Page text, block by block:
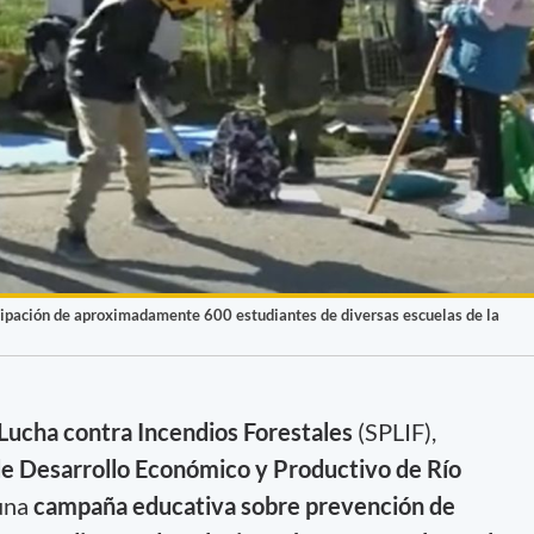
de aproximadamente 600 estudiantes de diversas escuelas de la
contra Incendios Forestales (SPLIF),
Desarrollo Económico y Productivo de Río
campaña educativa sobre prevención de